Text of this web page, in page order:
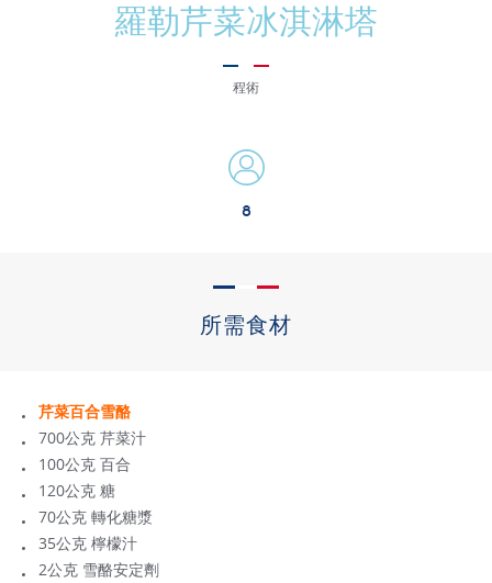
羅勒芹菜冰淇淋塔
程術
8
所需食材
芹菜百合雪酪
700公克 芹菜汁
100公克 百合
120公克 糖
70公克 轉化糖漿
35公克 檸檬汁
2公克 雪酪安定劑